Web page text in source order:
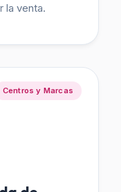
la venta.
Centros y Marcas